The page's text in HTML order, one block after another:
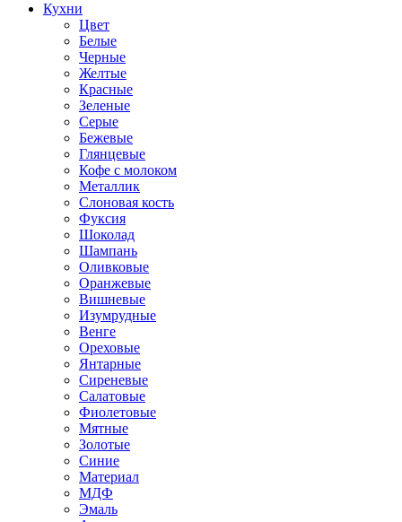
Кухни
Цвет
Белые
Черные
Желтые
Красные
Зеленые
Серые
Бежевые
Глянцевые
Кофе с молоком
Металлик
Слоновая кость
Фуксия
Шоколад
Шампань
Оливковые
Оранжевые
Вишневые
Изумрудные
Венге
Ореховые
Янтарные
Сиреневые
Салатовые
Фиолетовые
Мятные
Золотые
Синие
Материал
МДФ
Эмаль